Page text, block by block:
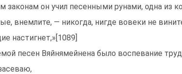
законам он учил песенными рунами, одна из
внемлите, — никогда, нигде вовеки не
настигнет,»[1089]
песен Вяйнямейнена было воспевание